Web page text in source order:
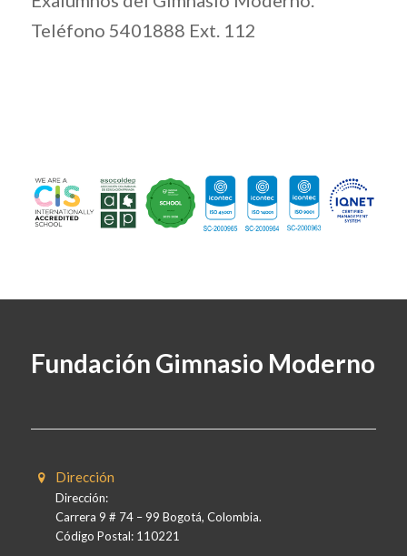
Teléfono 5401888 Ext. 112
Fundación Gimnasio Moderno
Dirección
Dirección:
Carrera 9 # 74 – 99 Bogotá, Colombia.
Código Postal: 110221